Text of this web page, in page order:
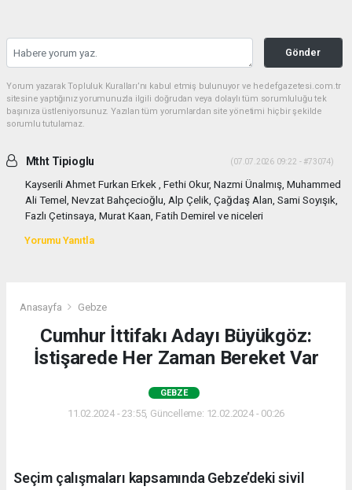
Gönder
Yorum yazarak Topluluk Kuralları’nı kabul etmiş bulunuyor ve hedefgazetesi.com.tr
sitesine yaptığınız yorumunuzla ilgili doğrudan veya dolaylı tüm sorumluluğu tek
başınıza üstleniyorsunuz. Yazılan tüm yorumlardan site yönetimi hiçbir şekilde
sorumlu tutulamaz.
Mtht Tipioglu (07.07.2026 09:22 - #73074)
Kayserili Ahmet Furkan Erkek , Fethi Okur, Nazmi Ünalmış, Muhammed
Ali Temel, Nevzat Bahçecioğlu, Alp Çelik, Çağdaş Alan, Sami Soyışık,
Fazlı Çetinsaya, Murat Kaan, Fatih Demirel ve niceleri
Yorumu Yanıtla
Anasayfa Gebze
Cumhur İttifakı Adayı Büyükgöz:
İstişarede Her Zaman Bereket Var
GEBZE
11.02.2024 - 23:55, Güncelleme: 12.02.2024 - 00:26
Seçim çalışmaları kapsamında Gebze’deki sivil